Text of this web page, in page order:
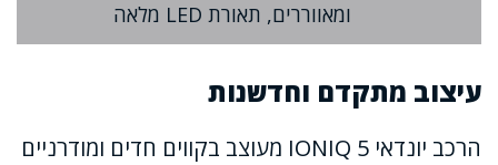
ומאווררים, תאורת LED מלאה
עיצוב מתקדם וחדשנות
הרכב יונדאי IONIQ 5 מעוצב בקווים חדים ומודרניים